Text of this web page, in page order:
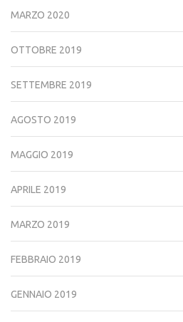
MARZO 2020
OTTOBRE 2019
SETTEMBRE 2019
AGOSTO 2019
MAGGIO 2019
APRILE 2019
MARZO 2019
FEBBRAIO 2019
GENNAIO 2019